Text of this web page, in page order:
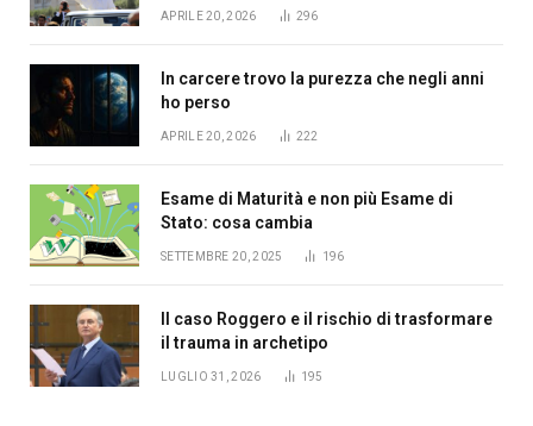
APRILE 20, 2026 296
In carcere trovo la purezza che negli anni
ho perso
APRILE 20, 2026 222
Esame di Maturità e non più Esame di
Stato: cosa cambia
SETTEMBRE 20, 2025 196
Il caso Roggero e il rischio di trasformare
il trauma in archetipo
LUGLIO 31, 2026 195